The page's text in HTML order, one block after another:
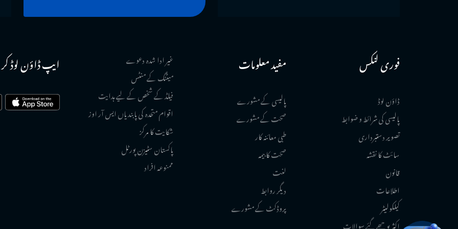
Shariah Board Member of Takaful
Emirate, UAE
Shariah Consultant for Deloitte (Global
Islamic Finance Team)
Shari’ah Board Member of Amana Bank
Limited, Sri Lanka
Shari’ah Council Member of Al-Ameen
فوری لنکس
ڈاؤن لوڈ
پالیسی کی شرائط و ضوابط
تصویر دستبرداری
سائٹ کا نقشہ
قانون
اطلاعات
کیلکولیٹر
اکثر پوچھے گئے سوالات
مفید معلومات
پالیسی کے مشورے
صحت کے مشورے
طبی معائنہ کار
صحت کا بیمہ
لغت
دیگر روابط
پروڈکٹ کے مشورے
غیر ادا شدہ دعوے
میٹنگ کے منٹس
فیلڈ کے شخص کے لیے ہدایت
اقوام متحدہ کی پابندیاں ایس آر اوز
شکایت کا مرکز
پاکستان سٹیزن پورٹل
ممنوعہ افراد
ایپ ڈاؤن لوڈ